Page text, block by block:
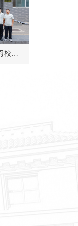
材料科学与工程系1990级校友回母校团聚